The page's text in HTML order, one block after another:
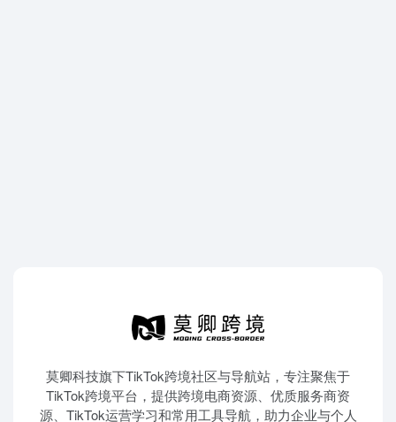
莫卿科技旗下TikTok跨境社区与导航站，专注聚焦于
TikTok跨境平台，提供跨境电商资源、优质服务商资
源、TikTok运营学习和常用工具导航，助力企业与个人